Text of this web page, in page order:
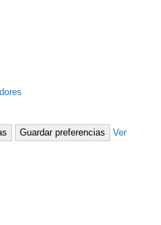
Guardar preferencias
Ver